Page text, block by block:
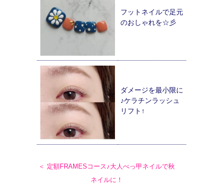
フットネイルで足元
のおしゃれを☆彡
ダメージを最小限に
♪ケラチンラッシュ
リフト↑
＜ 定額FRAMESコース♪大人べっ甲ネイルで秋
ネイルに！